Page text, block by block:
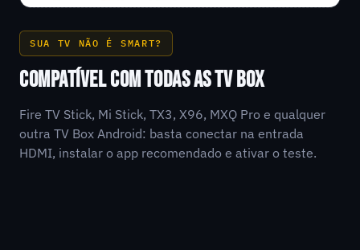
SUA TV NÃO É SMART?
COMPATÍVEL COM TODAS AS TV BOX
Fire TV Stick, Mi Stick, TX3, X96, MXQ Pro e qualquer
outra TV Box Android: basta conectar na entrada
HDMI, instalar o app recomendado e ativar o teste.